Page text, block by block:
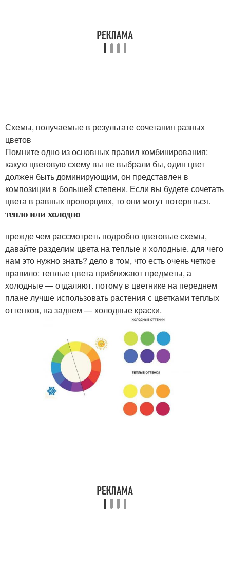
Схемы, получаемые в результате сочетания разных
цветов
Помните одно из основных правил комбинирования:
какую цветовую схему вы не выбрали бы, один цвет
должен быть доминирующим, он представлен в
композиции в большей степени. Если вы будете сочетать
цвета в равных пропорциях, то они могут потеряться.
тепло или холодно
прежде чем рассмотреть подробно цветовые схемы,
давайте разделим цвета на теплые и холодные. для чего
нам это нужно знать? дело в том, что есть очень четкое
правило: теплые цвета приближают предметы, а
холодные — отдаляют. потому в цветнике на переднем
плане лучше использовать растения с цветками теплых
оттенков, на заднем — холодные краски.